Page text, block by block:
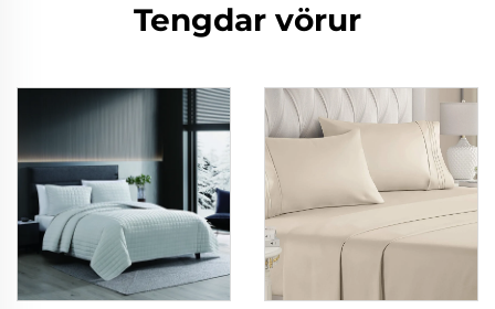
Tengdar vörur